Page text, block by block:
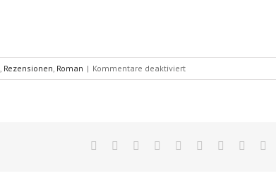
Rezensionen Roman | Kommentare deaktiviertfür
Das
Herzen